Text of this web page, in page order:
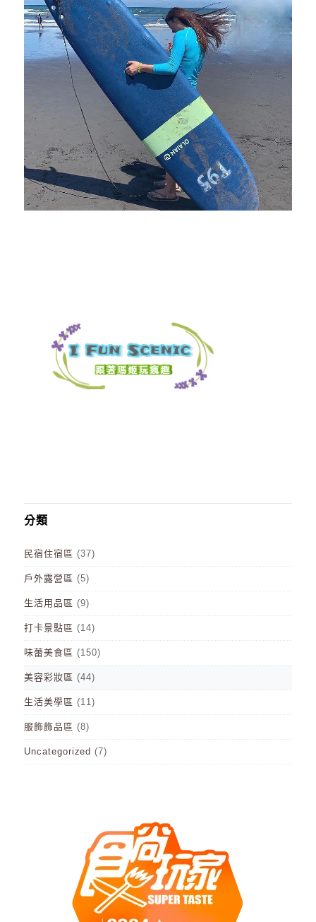
分類
民宿住宿區 (37)
戶外露營區 (5)
生活用品區 (9)
打卡景點區 (14)
味蕾美食區 (150)
美容彩妝區 (44)
生活美學區 (11)
服飾飾品區 (8)
Uncategorized (7)